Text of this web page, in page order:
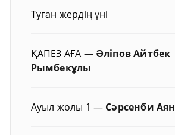
Туған жердің үні
ҚАПЕЗ АҒА — Әліпов Айтбек
Рымбекұлы
Ауыл жолы 1 — Сәрсенби Аян